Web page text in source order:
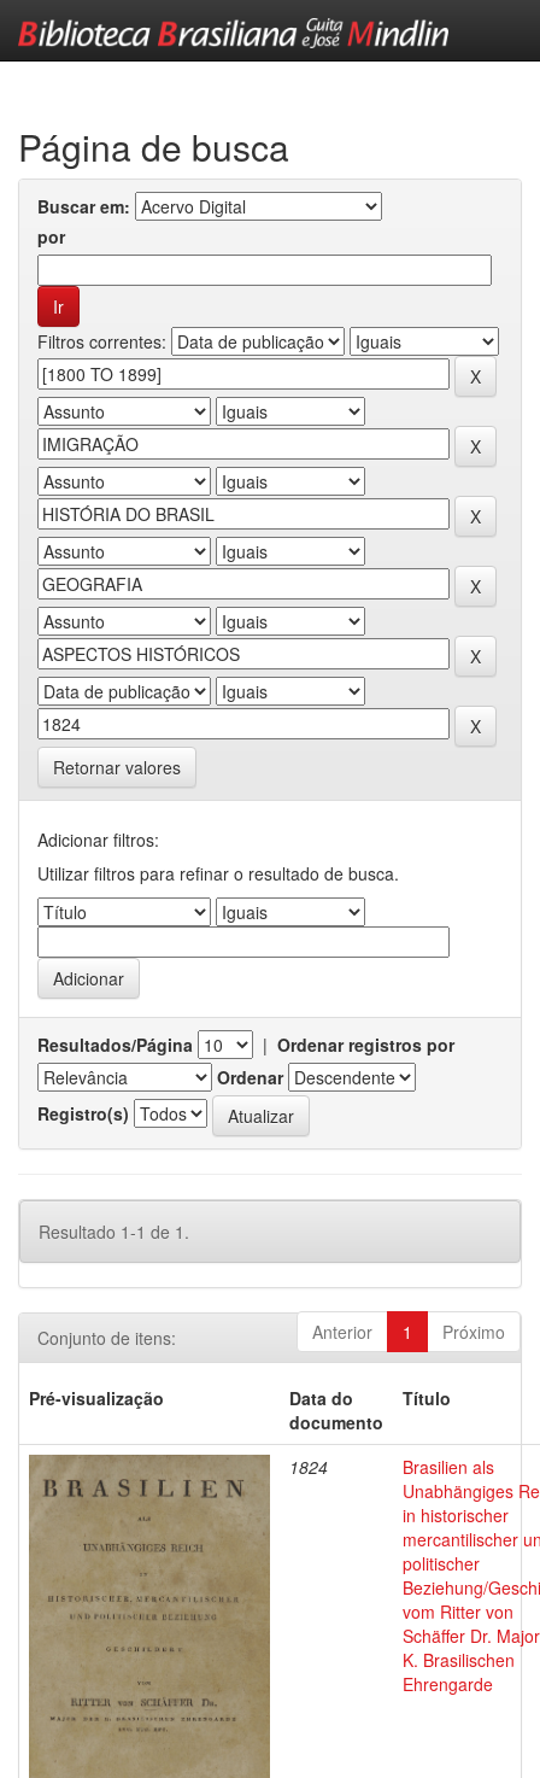
Página de busca
Buscar em:
por
Filtros correntes:
Retornar valores
Adicionar filtros:
Utilizar filtros para refinar o resultado de busca.
Resultados/Página | Ordenar registros por
Ordenar
Registro(s)
Resultado 1-1 de 1.
Anterior 1 Próximo
Conjunto de itens:
Pré-visualização
Data do
documento
Título
1824
Brasilien als
Unabhängiges
in historischer
mercantilischer
politischer
Beziehung/
vom Ritter von
Schäffer Dr.
K. Brasilischen
Ehrengarde